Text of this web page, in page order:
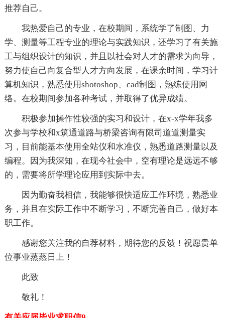
推荐自己。
我热爱自己的专业，在校期间，系统学了制图、力
学、测量等工程专业的理论与实践知识，还学习了有关施
工与组织设计的知识，并且以社会对人才的需求为向导，
努力使自己向复合型人才方向发展，在课余时间，学习计
算机知识，熟悉使用shotoshop、cad制图，熟练使用网
络。在校期间参加各种考试，并取得了优异成绩。
积极参加操作性较强的实习和设计，在x-x学年我多
次参与学校和x筑通道路与桥梁咨询有限司道道测量实
习，目前能基本使用全站仪和水准仪，熟悉道路测量以及
编程。因为我深知，在现今社会中，空有理论是远远不够
的，需要将所学理论应用到实际中去。
因为勤奋我相信，我能够很快适应工作环境，熟悉业
务，并且在实际工作中不断学习，不断完善自己，做好本
职工作。
感谢您关注我的自荐材料，期待您的反馈！祝愿贵单
位事业蒸蒸日上！
此致
敬礼！